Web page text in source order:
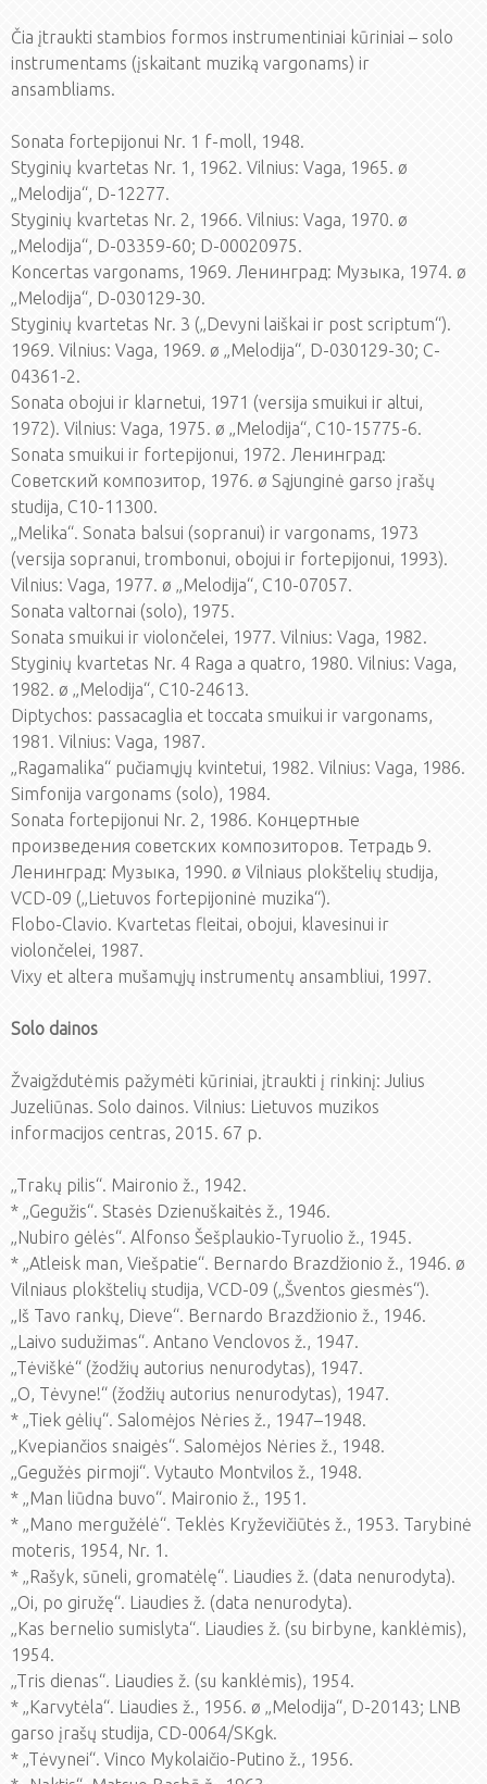
Čia įtraukti stambios formos instrumentiniai kūriniai – solo
instrumentams (įskaitant muziką vargonams) ir
ansambliams.
Sonata fortepijonui Nr. 1 f-moll, 1948.
Styginių kvartetas Nr. 1, 1962. Vilnius: Vaga, 1965. ø
„Melodija“, D-12277.
Styginių kvartetas Nr. 2, 1966. Vilnius: Vaga, 1970. ø
„Melodija“, D-03359-60; D-00020975.
Koncertas vargonams, 1969. Ленинград: Музыка, 1974. ø
„Melodija“, D-030129-30.
Styginių kvartetas Nr. 3 („Devyni laiškai ir post scriptum“).
1969. Vilnius: Vaga, 1969. ø „Melodija“, D-030129-30; C-
04361-2.
Sonata obojui ir klarnetui, 1971 (versija smuikui ir altui,
1972). Vilnius: Vaga, 1975. ø „Melodija“, C10-15775-6.
Sonata smuikui ir fortepijonui, 1972. Ленинград:
Советский композитор, 1976. ø Sąjunginė garso įrašų
studija, C10-11300.
„Melika“. Sonata balsui (sopranui) ir vargonams, 1973
(versija sopranui, trombonui, obojui ir fortepijonui, 1993).
Vilnius: Vaga, 1977. ø „Melodija“, C10-07057.
Sonata valtornai (solo), 1975.
Sonata smuikui ir violončelei, 1977. Vilnius: Vaga, 1982.
Styginių kvartetas Nr. 4 Raga a quatro, 1980. Vilnius: Vaga,
1982. ø „Melodija“, C10-24613.
Diptychos: passacaglia et toccata smuikui ir vargonams,
1981. Vilnius: Vaga, 1987.
„Ragamalika“ pučiamųjų kvintetui, 1982. Vilnius: Vaga, 1986.
Simfonija vargonams (solo), 1984.
Sonata fortepijonui Nr. 2, 1986. Концертные
произведения советских композиторов. Тетрадь 9.
Ленинград: Музыка, 1990. ø Vilniaus plokštelių studija,
VCD-09 („Lietuvos fortepijoninė muzika“).
Flobo-Clavio. Kvartetas fleitai, obojui, klavesinui ir
violončelei, 1987.
Vixy et altera mušamųjų instrumentų ansambliui, 1997.
Solo dainos
Žvaigždutėmis pažymėti kūriniai, įtraukti į rinkinį: Julius
Juzeliūnas. Solo dainos. Vilnius: Lietuvos muzikos
informacijos centras, 2015. 67 p.
„Trakų pilis“. Maironio ž., 1942.
* „Gegužis“. Stasės Dzienuškaitės ž., 1946.
„Nubiro gėlės“. Alfonso Šešplaukio-Tyruolio ž., 1945.
* „Atleisk man, Viešpatie“. Bernardo Brazdžionio ž., 1946. ø
Vilniaus plokštelių studija, VCD-09 („Šventos giesmės“).
„Iš Tavo rankų, Dieve“. Bernardo Brazdžionio ž., 1946.
„Laivo sudužimas“. Antano Venclovos ž., 1947.
„Tėviškė“ (žodžių autorius nenurodytas), 1947.
„O, Tėvyne!“ (žodžių autorius nenurodytas), 1947.
* „Tiek gėlių“. Salomėjos Nėries ž., 1947–1948.
„Kvepiančios snaigės“. Salomėjos Nėries ž., 1948.
„Gegužės pirmoji“. Vytauto Montvilos ž., 1948.
* „Man liūdna buvo“. Maironio ž., 1951.
* „Mano mergužėlė“. Teklės Kryževičiūtės ž., 1953. Tarybinė
moteris, 1954, Nr. 1.
* „Rašyk, sūneli, gromatėlę“. Liaudies ž. (data nenurodyta).
„Oi, po giružę“. Liaudies ž. (data nenurodyta).
„Kas bernelio sumislyta“. Liaudies ž. (su birbyne, kanklėmis),
1954.
„Tris dienas“. Liaudies ž. (su kanklėmis), 1954.
* „Karvytėla“. Liaudies ž., 1956. ø „Melodija“, D-20143; LNB
garso įrašų studija, CD-0064/SKgk.
* „Tėvynei“. Vinco Mykolaičio-Putino ž., 1956.